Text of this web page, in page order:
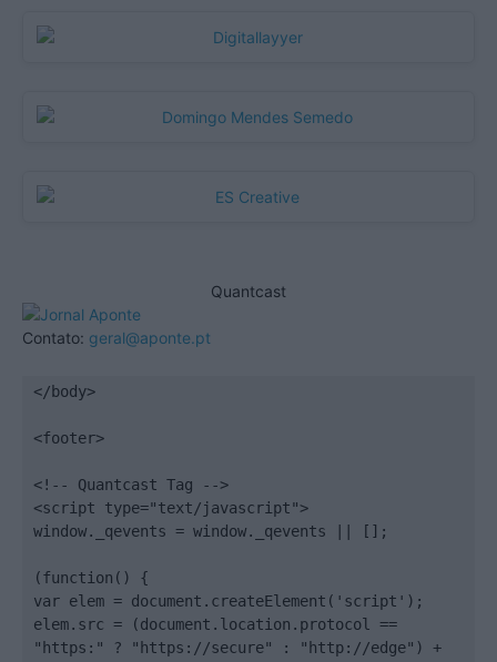
Quantcast
Contato: geral@aponte.pt
</body>
<footer>
<!-- Quantcast Tag -->
<script type="text/javascript">
window._qevents = window._qevents || [];
(function() {
var elem = document.createElement('script');
elem.src = (document.location.protocol ==
"https:" ? "https://secure" : "http://edge") +